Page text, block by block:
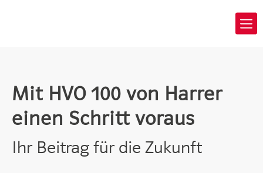
Mit HVO 100 von Harrer
einen Schritt voraus
Ihr Beitrag für die Zukunft